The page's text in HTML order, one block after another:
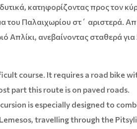
κατηφορίζοντας προς τον
του Παλαιχωρίου στ΄ αριστερά.
Απλίκι, ανεβαίνοντας σταθερά για
course. It requires a road bike
part this route is on paved roads.
is especially designed to
travelling through the